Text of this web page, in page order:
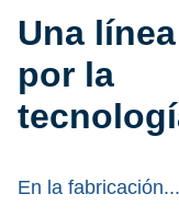
Una
por la
En la fabricación